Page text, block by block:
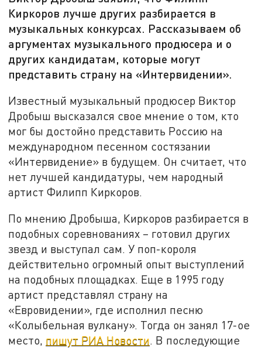
Киркоров лучше других разбирается в
музыкальных конкурсах. Рассказываем об
аргументах музыкального продюсера и о
других кандидатам, которые могут
представить страну на «Интервидении».
Известный музыкальный продюсер Виктор
Дробыш высказался свое мнение о том, кто
мог бы достойно представить Россию на
международном песенном состязании
«Интервидение» в будущем. Он считает, что
нет лучшей кандидатуры, чем народный
артист Филипп Киркоров.
По мнению Дробыша, Киркоров разбирается в
подобных соревнованиях – готовил других
звезд и выступал сам. У поп-короля
действительно огромный опыт выступлений
на подобных площадках. Еще в 1995 году
артист представлял страну на
«Евровидении», где исполнил песню
«Колыбельная вулкану». Тогда он занял 17-ое
место, пишут РИА Новости. В последующие